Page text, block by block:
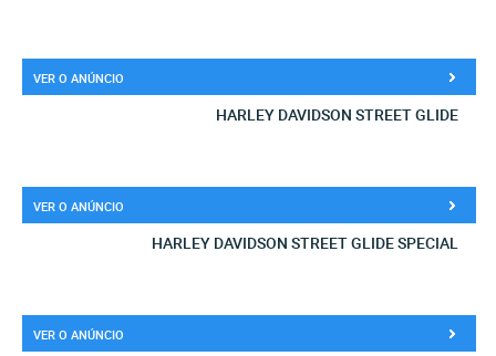
VER O ANÚNCIO
HARLEY DAVIDSON STREET GLIDE
VER O ANÚNCIO
HARLEY DAVIDSON STREET GLIDE SPECIAL
VER O ANÚNCIO